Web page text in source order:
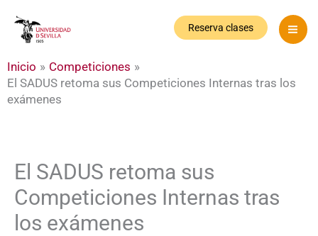
Reserva clases
Inicio
Competiciones
El SADUS retoma sus Competiciones Internas tras los
exámenes
El SADUS retoma sus
Competiciones Internas tras
los exámenes